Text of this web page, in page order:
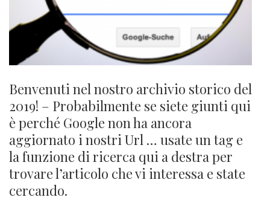
Benvenuti nel nostro archivio storico del
2019! – Probabilmente se siete giunti qui
è perché Google non ha ancora
aggiornato i nostri Url … usate un tag e
la funzione di ricerca qui a destra per
trovare l’articolo che vi interessa e state
cercando.